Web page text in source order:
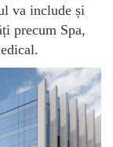
va include și
precum Spa,